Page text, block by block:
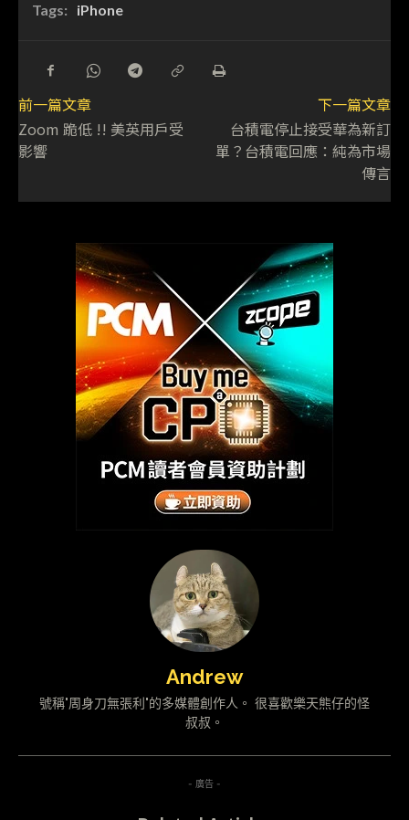
Tags: iPhone
前一篇文章
Zoom 跪低 !! 美英用戶受
影響
下一篇文章
台積電停止接受華為新訂
單？台積電回應：純為市場
傳言
Andrew
號稱"周身刀無張利"的多媒體創作人。 很喜歡樂天熊仔的怪
叔叔。
- 廣告 -